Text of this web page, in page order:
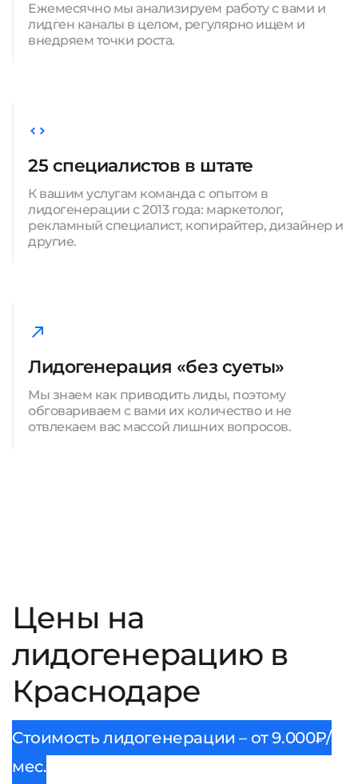
Ежемесячно мы анализируем работу с вами и
лидген каналы в целом, регулярно ищем и
внедряем точки роста.
25 специалистов в штате
К вашим услугам команда с опытом в
лидогенерации с 2013 года: маркетолог,
рекламный специалист, копирайтер, дизайнер и
другие.
Лидогенерация «без суеты»
Мы знаем как приводить лиды, поэтому
обговариваем с вами их количество и не
отвлекаем вас массой лишних вопросов.
Цены на
лидогенерацию в
Краснодаре
Стоимость лидогенерации – от 9.000₽/
мес.